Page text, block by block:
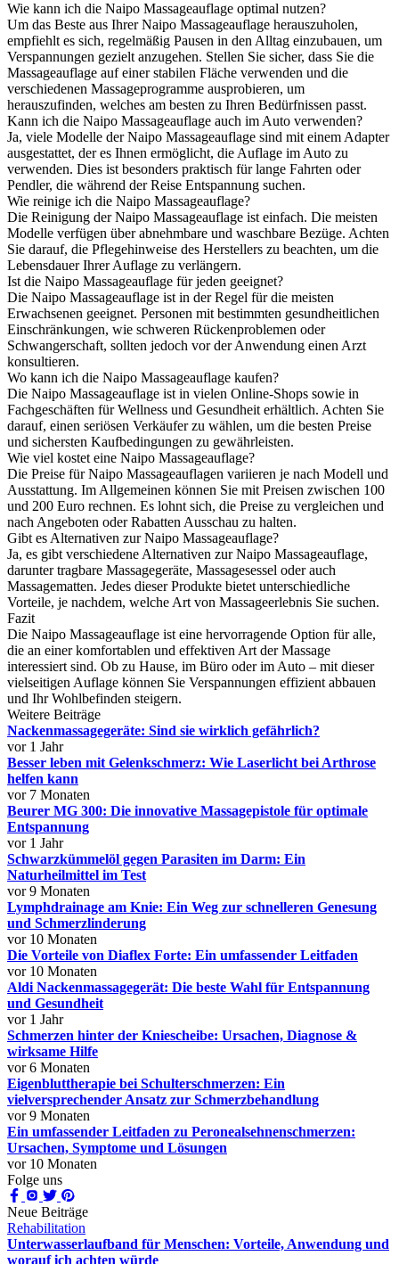
Wie kann ich die Naipo Massageauflage optimal nutzen?
Um das Beste aus Ihrer Naipo Massageauflage herauszuholen,
empfiehlt es sich, regelmäßig Pausen in den Alltag einzubauen, um
Verspannungen gezielt anzugehen. Stellen Sie sicher, dass Sie die
Massageauflage auf einer stabilen Fläche verwenden und die
verschiedenen Massageprogramme ausprobieren, um
herauszufinden, welches am besten zu Ihren Bedürfnissen passt.
Kann ich die Naipo Massageauflage auch im Auto verwenden?
Ja, viele Modelle der Naipo Massageauflage sind mit einem Adapter
ausgestattet, der es Ihnen ermöglicht, die Auflage im Auto zu
verwenden. Dies ist besonders praktisch für lange Fahrten oder
Pendler, die während der Reise Entspannung suchen.
Wie reinige ich die Naipo Massageauflage?
Die Reinigung der Naipo Massageauflage ist einfach. Die meisten
Modelle verfügen über abnehmbare und waschbare Bezüge. Achten
Sie darauf, die Pflegehinweise des Herstellers zu beachten, um die
Lebensdauer Ihrer Auflage zu verlängern.
Ist die Naipo Massageauflage für jeden geeignet?
Die Naipo Massageauflage ist in der Regel für die meisten
Erwachsenen geeignet. Personen mit bestimmten gesundheitlichen
Einschränkungen, wie schweren Rückenproblemen oder
Schwangerschaft, sollten jedoch vor der Anwendung einen Arzt
konsultieren.
Wo kann ich die Naipo Massageauflage kaufen?
Die Naipo Massageauflage ist in vielen Online-Shops sowie in
Fachgeschäften für Wellness und Gesundheit erhältlich. Achten Sie
darauf, einen seriösen Verkäufer zu wählen, um die besten Preise
und sichersten Kaufbedingungen zu gewährleisten.
Wie viel kostet eine Naipo Massageauflage?
Die Preise für Naipo Massageauflagen variieren je nach Modell und
Ausstattung. Im Allgemeinen können Sie mit Preisen zwischen 100
und 200 Euro rechnen. Es lohnt sich, die Preise zu vergleichen und
nach Angeboten oder Rabatten Ausschau zu halten.
Gibt es Alternativen zur Naipo Massageauflage?
Ja, es gibt verschiedene Alternativen zur Naipo Massageauflage,
darunter tragbare Massagegeräte, Massagesessel oder auch
Massagematten. Jedes dieser Produkte bietet unterschiedliche
Vorteile, je nachdem, welche Art von Massageerlebnis Sie suchen.
Fazit
Die Naipo Massageauflage ist eine hervorragende Option für alle,
die an einer komfortablen und effektiven Art der Massage
interessiert sind. Ob zu Hause, im Büro oder im Auto – mit dieser
vielseitigen Auflage können Sie Verspannungen effizient abbauen
und Ihr Wohlbefinden steigern.
Weitere Beiträge
Nackenmassagegeräte: Sind sie wirklich gefährlich?
vor 1 Jahr
Besser leben mit Gelenkschmerz: Wie Laserlicht bei Arthrose
helfen kann
vor 7 Monaten
Beurer MG 300: Die innovative Massagepistole für optimale
Entspannung
vor 1 Jahr
Schwarzkümmelöl gegen Parasiten im Darm: Ein
Naturheilmittel im Test
vor 9 Monaten
Lymphdrainage am Knie: Ein Weg zur schnelleren Genesung
und Schmerzlinderung
vor 10 Monaten
Die Vorteile von Diaflex Forte: Ein umfassender Leitfaden
vor 10 Monaten
Aldi Nackenmassagegerät: Die beste Wahl für Entspannung
und Gesundheit
vor 1 Jahr
Schmerzen hinter der Kniescheibe: Ursachen, Diagnose &
wirksame Hilfe
vor 6 Monaten
Eigenbluttherapie bei Schulterschmerzen: Ein
vielversprechender Ansatz zur Schmerzbehandlung
vor 9 Monaten
Ein umfassender Leitfaden zu Peronealsehnenschmerzen:
Ursachen, Symptome und Lösungen
vor 10 Monaten
Folge uns
Neue Beiträge
Rehabilitation
Unterwasserlaufband für Menschen: Vorteile, Anwendung und
worauf ich achten würde